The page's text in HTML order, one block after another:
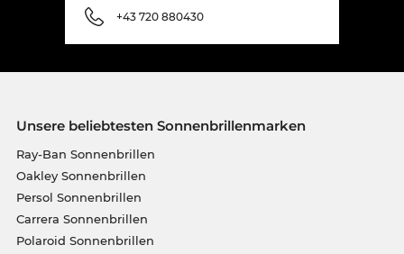
+43 720 880430
Unsere beliebtesten Sonnenbrillenmarken
Ray-Ban Sonnenbrillen
Oakley Sonnenbrillen
Persol Sonnenbrillen
Carrera Sonnenbrillen
Polaroid Sonnenbrillen